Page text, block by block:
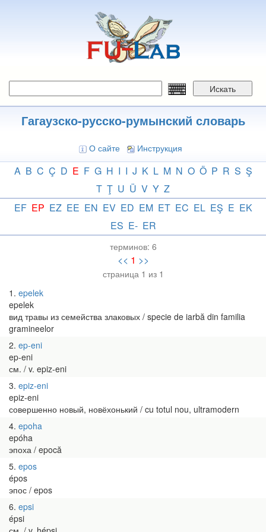
Искать
Гагаузско-русско-румынский словарь
О сайте Инструкция
A B C Ç D E F G H I I J K L M N O Ö P R S Ş
T Ţ U Ü V Y Z
EF EP EZ EE EN EV ED EM ET EC EL EŞ E EK
ES E- ER
терминов: 6
<< 1 >>
страница 1 из 1
1 epelek
epelek
вид травы из семейства злаковых / specie de iarbă din familia
gramineelor
2 ep-eni
ep-eni
см. / v. epiz-eni
3 epiz-eni
epiz-eni
совершенно новый, новёхонький / cu totul nou, ultramodern
4 epoha
epóha
эпоха / epocă
5 epos
épos
эпос / epos
6 epsi
épsi